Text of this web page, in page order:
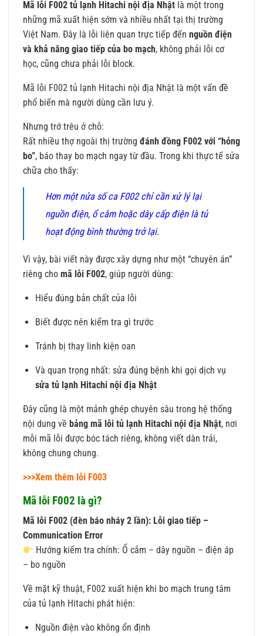
Mã lỗi F002 tủ lạnh Hitachi nội địa Nhật là một trong
những mã xuất hiện sớm và nhiều nhất tại thị trường
Việt Nam. Đây là lỗi liên quan trực tiếp đến nguồn điện
và khả năng giao tiếp của bo mạch, không phải lỗi cơ
học, cũng chưa phải lỗi block.
Mã lỗi F002 tủ lạnh Hitachi nội địa Nhật là một vấn đề
phổ biến mà người dùng cần lưu ý.
Nhưng trớ trêu ở chỗ:
Rất nhiều thợ ngoài thị trường đánh đồng F002 với “hỏng
bo”, báo thay bo mạch ngay từ đầu. Trong khi thực tế sửa
chữa cho thấy:
Hơn một nửa số ca F002 chỉ cần xử lý lại
nguồn điện, ổ cắm hoặc dây cấp điện là tủ
hoạt động bình thường trở lại.
Vì vậy, bài viết này được xây dựng như một “chuyên án”
riêng cho mã lỗi F002, giúp người dùng:
Hiểu đúng bản chất của lỗi
Biết được nên kiểm tra gì trước
Tránh bị thay linh kiện oan
Và quan trọng nhất: sửa đúng bệnh khi gọi dịch vụ
sửa tủ lạnh Hitachi nội địa Nhật
Đây cũng là một mảnh ghép chuyên sâu trong hệ thống
nội dung về bảng mã lỗi tủ lạnh Hitachi nội địa Nhật, nơi
mỗi mã lỗi được bóc tách riêng, không viết dàn trải,
không chung chung.
>>>Xem thêm lỗi F003
Mã lỗi F002 là gì?
Mã lỗi F002 (đèn báo nháy 2 lần): Lỗi giao tiếp –
Communication Error
Hướng kiểm tra chính: Ổ cắm – dây nguồn – điện áp
– bo nguồn
Về mặt kỹ thuật, F002 xuất hiện khi bo mạch trung tâm
của tủ lạnh Hitachi phát hiện:
Nguồn điện vào không ổn định